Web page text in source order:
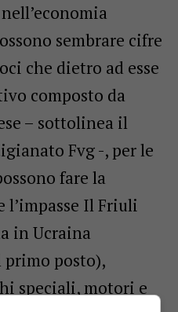
sembrare cifre
che dietro ad esse
composto da
– sottolinea il
Fvg -, per le
fare la
l’impasse Il Friuli
in Ucraina
posto),
speciali, motori e